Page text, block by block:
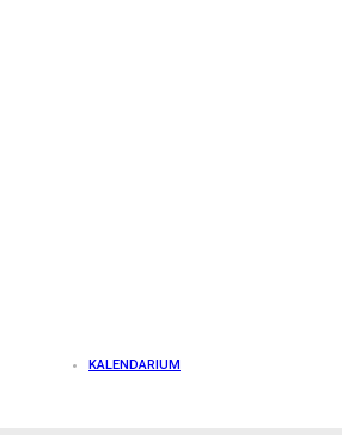
KALENDARIUM